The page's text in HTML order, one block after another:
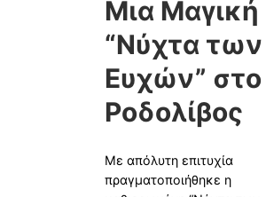
Μια Μαγική
“Νύχτα των
Ευχών” στο
Ροδολίβος
Με απόλυτη επιτυχία
πραγματοποιήθηκε η